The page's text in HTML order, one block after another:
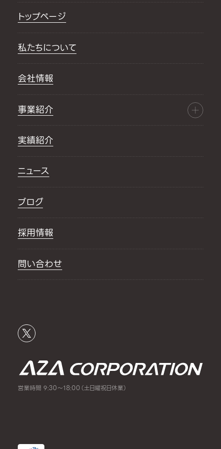
トップページ
私たちについて
会社情報
事業紹介
実績紹介
ニュース
ブログ
採用情報
問い合わせ
営業時間 9:30～18:00（土日曜祝日休業）